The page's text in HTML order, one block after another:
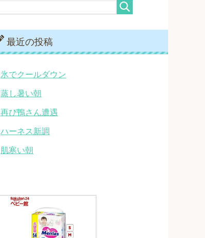
最近の投稿
氷でクールダウン
蒸し暑い朝
再び鴨さん遭遇
ハーネス新調
肌寒い朝